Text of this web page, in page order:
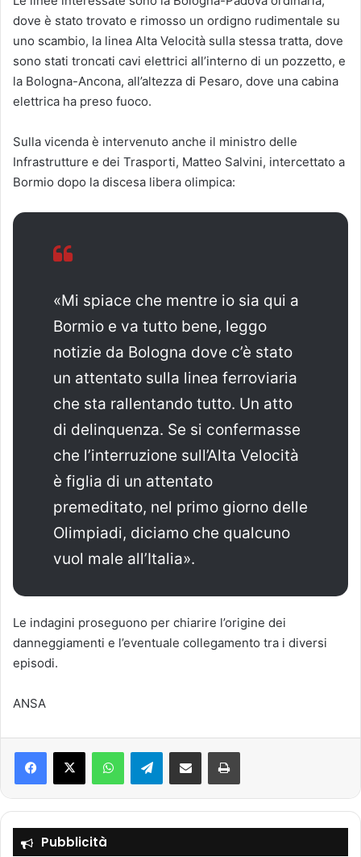
dove è stato trovato e rimosso un ordigno rudimentale su
uno scambio, la linea Alta Velocità sulla stessa tratta, dove
sono stati troncati cavi elettrici all’interno di un pozzetto, e
la Bologna-Ancona, all’altezza di Pesaro, dove una cabina
elettrica ha preso fuoco.
Sulla vicenda è intervenuto anche il ministro delle
Infrastrutture e dei Trasporti, Matteo Salvini, intercettato a
Bormio dopo la discesa libera olimpica:
«Mi spiace che mentre io sia qui a
Bormio e va tutto bene, leggo
notizie da Bologna dove c’è stato
un attentato sulla linea ferroviaria
che sta rallentando tutto. Un atto
di delinquenza. Se si confermasse
che l’interruzione sull’Alta Velocità
è figlia di un attentato
premeditato, nel primo giorno delle
Olimpiadi, diciamo che qualcuno
vuol male all’Italia».
Le indagini proseguono per chiarire l’origine dei
danneggiamenti e l’eventuale collegamento tra i diversi
episodi.
ANSA
Telegram
Pubblicità